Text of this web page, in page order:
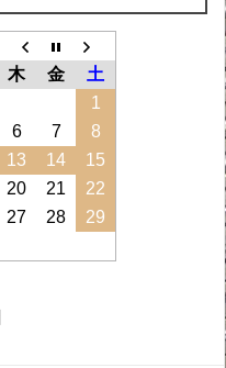
木 金
土
1
6 7
8
13 14
15
20 21
22
27 28
29